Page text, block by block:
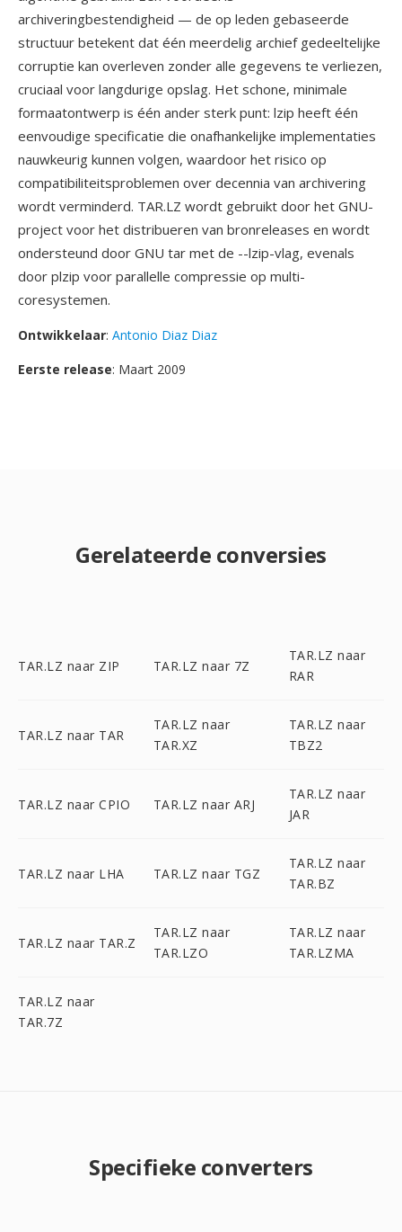
archiveringbestendigheid — de op leden gebaseerde
structuur betekent dat één meerdelig archief gedeeltelijke
corruptie kan overleven zonder alle gegevens te verliezen,
cruciaal voor langdurige opslag. Het schone, minimale
formaatontwerp is één ander sterk punt: lzip heeft één
eenvoudige specificatie die onafhankelijke implementaties
nauwkeurig kunnen volgen, waardoor het risico op
compatibiliteitsproblemen over decennia van archivering
wordt verminderd. TAR.LZ wordt gebruikt door het GNU-
project voor het distribueren van bronreleases en wordt
ondersteund door GNU tar met de --lzip-vlag, evenals
door plzip voor parallelle compressie op multi-
coresystemen.
Ontwikkelaar: Antonio Diaz Diaz
Eerste release: Maart 2009
Gerelateerde conversies
TAR.LZ naar ZIP TAR.LZ naar 7Z
TAR.LZ naar
RAR
TAR.LZ naar TAR
TAR.LZ naar
TAR.XZ
TAR.LZ naar
TBZ2
TAR.LZ naar CPIO TAR.LZ naar ARJ
TAR.LZ naar
JAR
TAR.LZ naar LHA TAR.LZ naar TGZ
TAR.LZ naar
TAR.BZ
TAR.LZ naar TAR.Z
TAR.LZ naar
TAR.LZO
TAR.LZ naar
TAR.LZMA
TAR.LZ naar
TAR.7Z
Specifieke converters